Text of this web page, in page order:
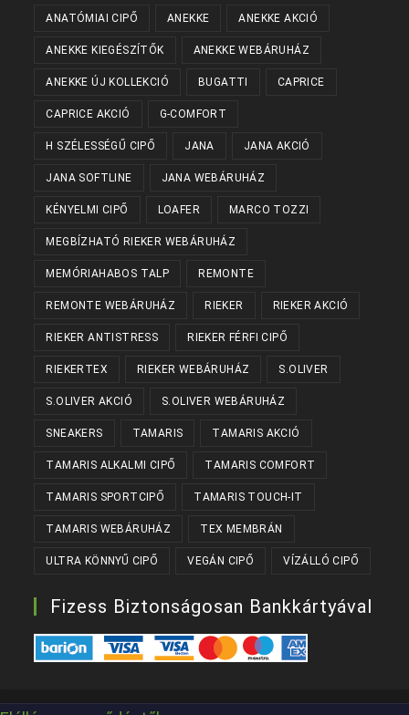
ANATÓMIAI CIPŐ ANEKKE ANEKKE AKCIÓ
ANEKKE KIEGÉSZÍTŐK ANEKKE WEBÁRUHÁZ
ANEKKE ÚJ KOLLEKCIÓ BUGATTI CAPRICE
CAPRICE AKCIÓ G-COMFORT
H SZÉLESSÉGŰ CIPŐ JANA JANA AKCIÓ
JANA SOFTLINE JANA WEBÁRUHÁZ
KÉNYELMI CIPŐ LOAFER MARCO TOZZI
MEGBÍZHATÓ RIEKER WEBÁRUHÁZ
MEMÓRIAHABOS TALP REMONTE
REMONTE WEBÁRUHÁZ RIEKER RIEKER AKCIÓ
RIEKER ANTISTRESS RIEKER FÉRFI CIPŐ
RIEKERTEX RIEKER WEBÁRUHÁZ S.OLIVER
S.OLIVER AKCIÓ S.OLIVER WEBÁRUHÁZ
SNEAKERS TAMARIS TAMARIS AKCIÓ
TAMARIS ALKALMI CIPŐ TAMARIS COMFORT
TAMARIS SPORTCIPŐ TAMARIS TOUCH-IT
TAMARIS WEBÁRUHÁZ TEX MEMBRÁN
ULTRA KÖNNYŰ CIPŐ VEGÁN CIPŐ VÍZÁLLÓ CIPŐ
Fizess Biztonságosan Bankkártyával